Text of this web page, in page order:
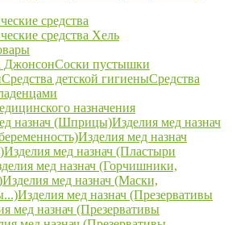
средства
средства Хель
ДжонсонСоски пустышки
Средства детской гигиеныСредства
назначения
назнач (Шприцы)Изделия мед назнач
Изделия мед назнач
Изделия мед назнач (Пластыри
мед назнач (Горчишники,
Изделия мед назнач (Маски,
Изделия мед назнач (Презервативы
мед назнач (Презервативы